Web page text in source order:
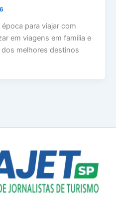
para viajar com
em viagens em família e
dos melhores destinos